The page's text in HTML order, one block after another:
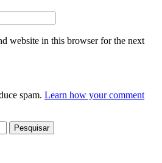
website in this browser for the next
spam. Learn how your comment